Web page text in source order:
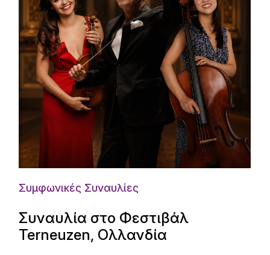
Συμφωνικές Συναυλίες
Συναυλία στο Φεστιβάλ
Terneuzen, Ολλανδία